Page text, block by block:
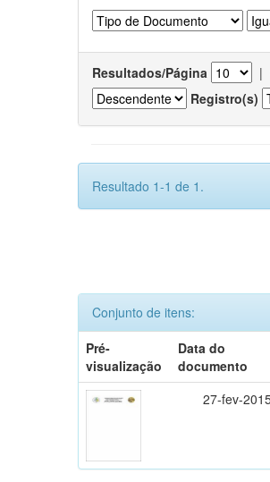
Resultados/Página |
Registro(s)
Resultado 1-1 de 1.
Conjunto de itens:
Pré-
visualização
Data do
documento
27-fev-